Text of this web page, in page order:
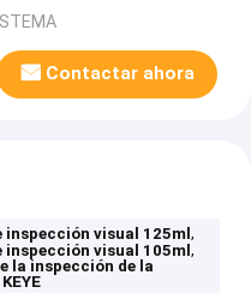
Contactar ahora
inspección visual 125ml,
inspección visual 105ml,
la inspección de la